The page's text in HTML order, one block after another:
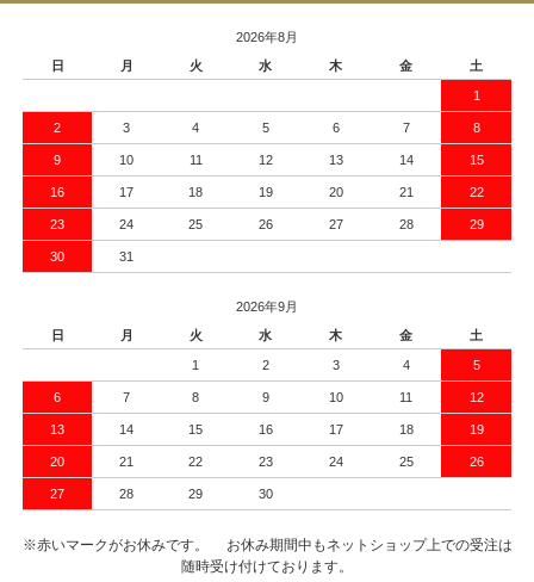
2026年8月
日
月 火 水 木 金 土
1
2 3 4 5 6 7 8
9 10 11 12 13 14 15
16 17 18 19 20 21 22
23 24 25 26 27 28 29
30 31
2026年9月
日
月 火 水 木 金 土
1 2 3 4 5
6 7 8 9 10 11 12
13 14 15 16 17 18 19
20 21 22 23 24 25 26
27 28 29 30
※赤いマークがお休みです。 お休み期間中もネットショップ上での受注は
随時受け付けております。